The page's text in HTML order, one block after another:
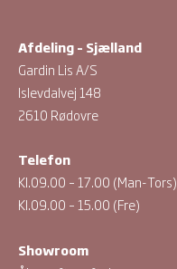
Afdeling – Sjælland
Gardin Lis A/S
Islevdalvej 148
2610 Rødovre
Telefon
Kl.09.00 – 17.00 (Man-Tors)
Kl.09.00 – 15.00 (Fre)
Showroom